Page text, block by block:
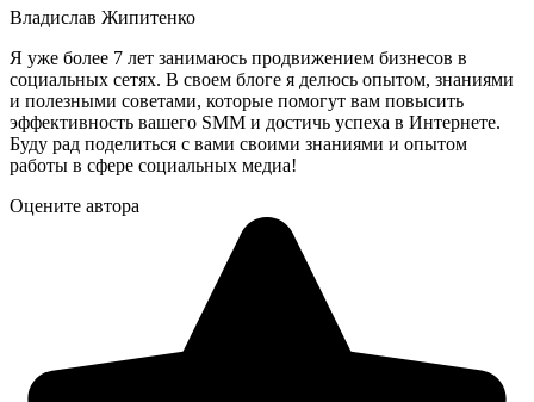
Владислав Жипитенко
Я уже более 7 лет занимаюсь продвижением бизнесов в
социальных сетях. В своем блоге я делюсь опытом, знаниями
и полезными советами, которые помогут вам повысить
эффективность вашего SMM и достичь успеха в Интернете.
Буду рад поделиться с вами своими знаниями и опытом
работы в сфере социальных медиа!
Оцените автора